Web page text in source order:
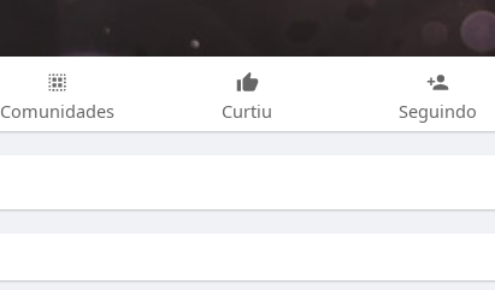
Comunidades Curtiu Seguindo